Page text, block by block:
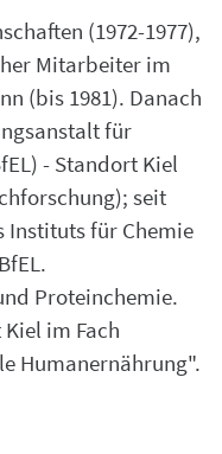
(1972-1977),
Mitarbeiter im
(bis 1981). Danach
für
- Standort Kiel
seit
Instituts für Chemie
Proteinchemie.
im Fach
Humanernährung".